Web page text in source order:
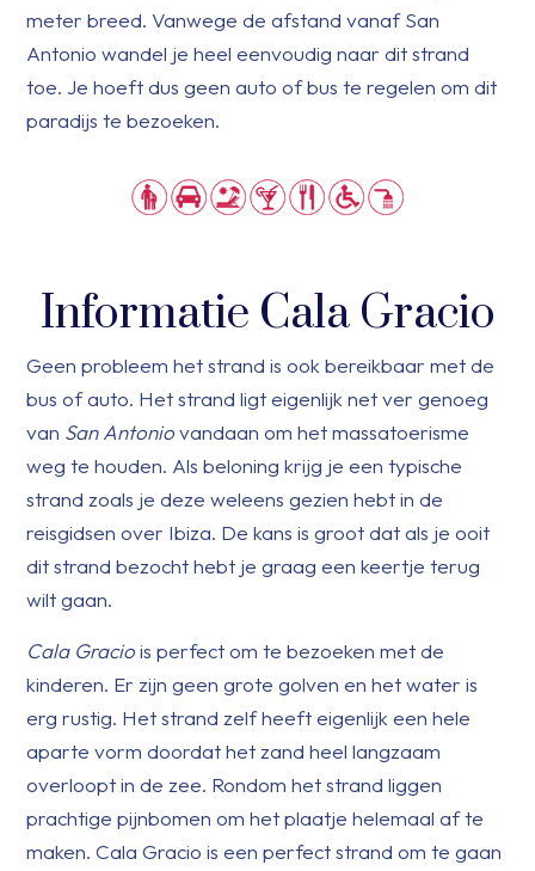
meter breed. Vanwege de afstand vanaf San
Antonio wandel je heel eenvoudig naar dit strand
toe. Je hoeft dus geen auto of bus te regelen om dit
paradijs te bezoeken.
Informatie Cala Gracio
Geen probleem het strand is ook bereikbaar met de
bus of auto. Het strand ligt eigenlijk net ver genoeg
van San Antoniovandaan om het massatoerisme
weg te houden. Als beloning krijg je een typische
strand zoals je deze weleens gezien hebt in de
reisgidsen over Ibiza. De kans is groot dat als je ooit
dit strand bezocht hebt je graag een keertje terug
wilt gaan.
Cala Graciois perfect om te bezoeken met de
kinderen. Er zijn geen grote golven en het water is
erg rustig. Het strand zelf heeft eigenlijk een hele
aparte vorm doordat het zand heel langzaam
overloopt in de zee. Rondom het strand liggen
prachtige pijnbomen om het plaatje helemaal af te
maken. Cala Gracio is een perfect strand om te gaan